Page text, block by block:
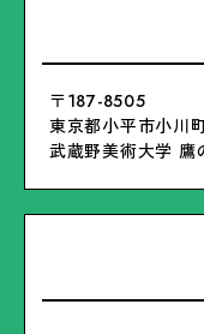
〒187-8505
東京都小平市小川
武蔵野美術大学 鷹